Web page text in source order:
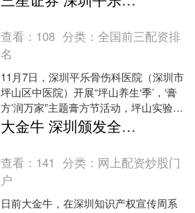
查看： 108 分类：全国前三配资排
名
11月7日，深圳平乐骨伤科医院（深圳市
坪山区中医院）开展“坪山养生‘季’，‘膏
方’润万家”主题膏方节活动，坪山实验学
校四年级的学生们在此举办“探秘中华草
药，体验....
大金牛 深圳颁发全国首批AI数字人数据知识产权登记证书
查看： 141 分类： 网上配资炒股门
户
日前大金牛，在深圳知识产权宣传周系